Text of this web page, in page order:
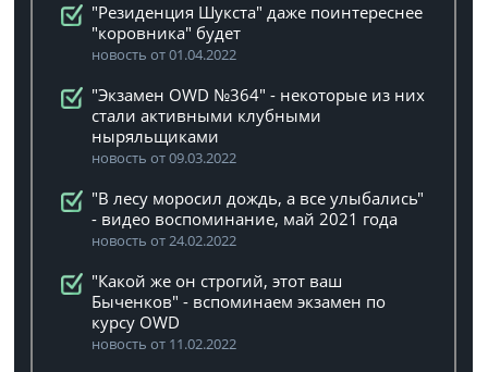
"Резиденция Шукста" даже поинтереснее
"коровника" будет
новость от 01.04.2022
"Экзамен OWD №364" - некоторые из них
стали активными клубными
ныряльщиками
новость от 09.03.2022
"В лесу моросил дождь, а все улыбались"
- видео воспоминание, май 2021 года
новость от 24.02.2022
"Какой же он строгий, этот ваш
Быченков" - вспоминаем экзамен по
курсу OWD
новость от 11.02.2022